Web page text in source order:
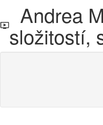
Andrea
složitostí,